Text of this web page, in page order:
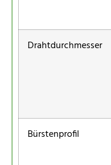
Drahtdurchmesser
Bürstenprofil